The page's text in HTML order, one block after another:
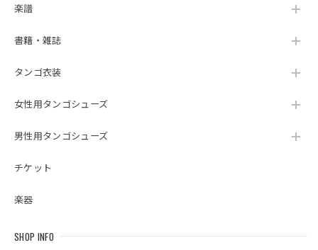
楽譜
書籍・雑誌
タンゴ衣装
女性用タンゴシューズ
男性用タンゴシューズ
チケット
楽器
SHOP INFO